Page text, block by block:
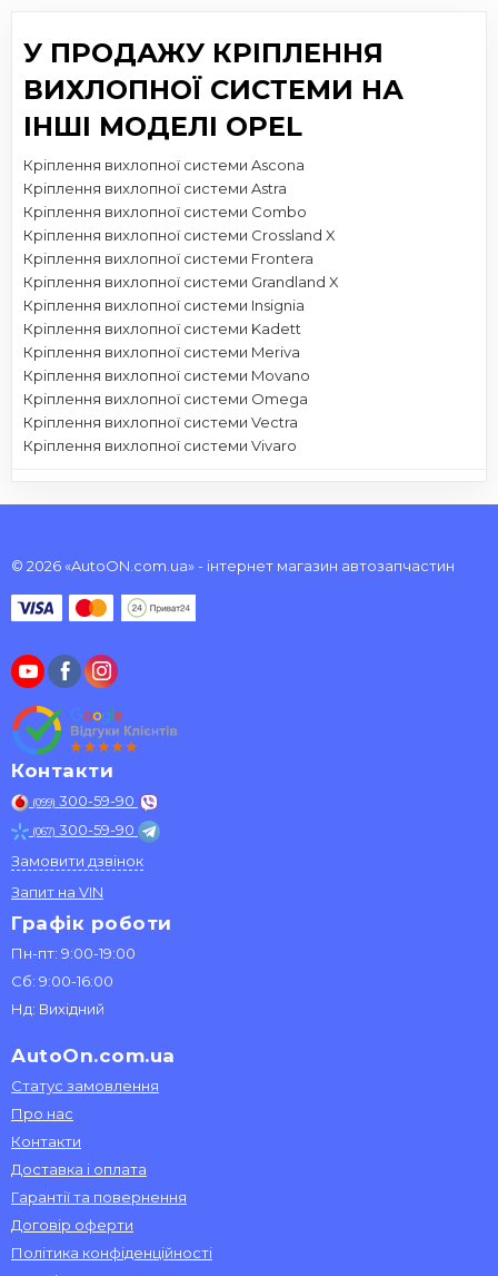
У ПРОДАЖУ КРІПЛЕННЯ
ВИХЛОПНОЇ СИСТЕМИ НА
ІНШІ МОДЕЛІ OPEL
Кріплення вихлопної системи Ascona
Кріплення вихлопної системи Astra
Кріплення вихлопної системи Combo
Кріплення вихлопної системи Crossland X
Кріплення вихлопної системи Frontera
Кріплення вихлопної системи Grandland X
Кріплення вихлопної системи Insignia
Кріплення вихлопної системи Kadett
Кріплення вихлопної системи Meriva
Кріплення вихлопної системи Movano
Кріплення вихлопної системи Omega
Кріплення вихлопної системи Vectra
Кріплення вихлопної системи Vivaro
© 2026 «AutoON.com.ua» - інтернет магазин автозапчастин
Контакти
(099) 300-59-90
(067) 300-59-90
Замовити дзвінок
Запит на VIN
Графік роботи
Пн-пт: 9:00-19:00
Сб: 9:00-16:00
Нд: Вихідний
AutoOn.com.ua
Статус замовлення
Про нас
Контакти
Доставка і оплата
Гарантії та повернення
Договір оферти
Політика конфіденційності